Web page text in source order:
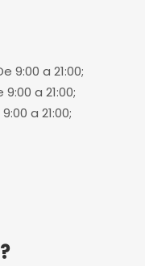
9:00 a 21:00;
a 21:00;
a 21:00;